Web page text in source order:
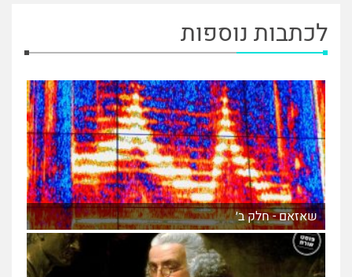
לכתבות נוספות
שאזאם - חלק ב׳